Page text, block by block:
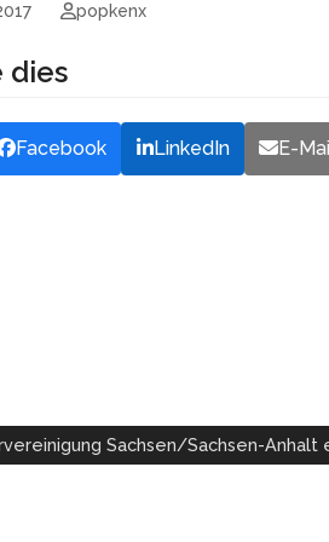
popkenx
dies
Facebook LinkedIn E-
Sachsen/Sachsen-Anhalt